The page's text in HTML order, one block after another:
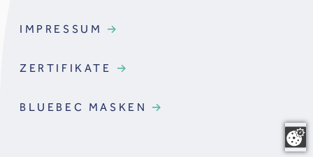
IMPRESSUM
ZERTIFIKATE
BLUEBEC MASKEN